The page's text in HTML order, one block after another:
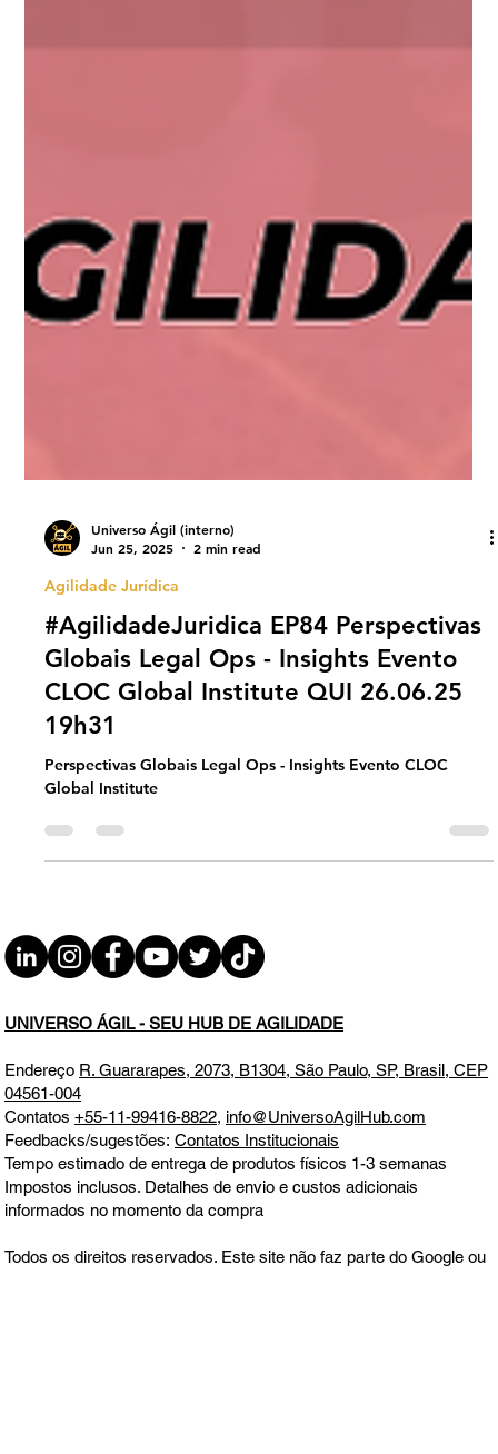
Jun 25, 2025
Agilidade Jurídica
#AgilidadeJuridica EP84 Perspectivas
Globais Legal Ops - Insights Evento
CLOC Global Institute QUI 26.06.25
19h31
Global Institute
UNIVERSO ÁGIL - SEU HUB DE AGILIDADE
EndereçoR. Guararapes, 2073, B1304, São Paulo, SP, Brasil, CEP
04561-004
Contatos+55-11-99416-8822,info@UniversoAgilHub.com
Feedbacks/sugestões:Contatos Institucionais
Tempo estimado de entrega de produtos físicos 1-3 semanas
informados no momento da compra